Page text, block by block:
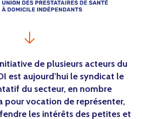
de plusieurs acteurs du
est aujourd’hui le syndicat le
du secteur, en nombre
pour vocation de représenter,
les intérêts des petites et